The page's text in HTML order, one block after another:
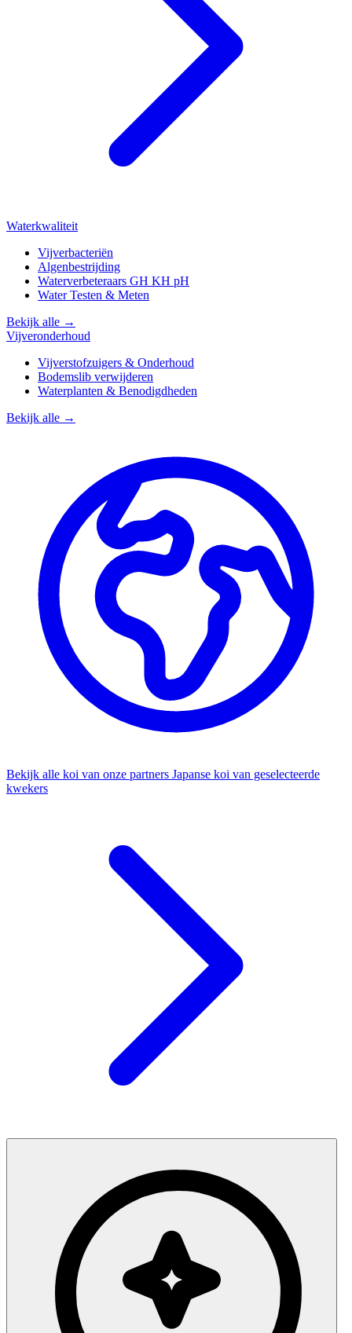
Waterkwaliteit
Vijverbacteriën
Algenbestrijding
Waterverbeteraars GH KH pH
Water Testen & Meten
Bekijk alle →
Vijveronderhoud
Vijverstofzuigers & Onderhoud
Bodemslib verwijderen
Waterplanten & Benodigdheden
Bekijk alle →
Bekijk alle koi van onze partners Japanse koi van geselecteerde
kwekers